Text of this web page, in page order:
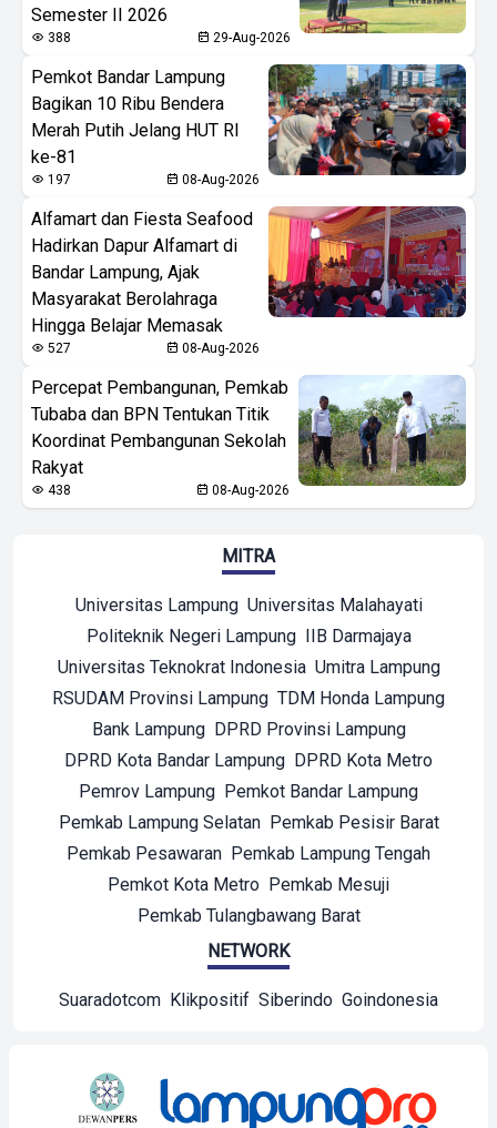
Semester II 2026
388 29-Aug-2026
Pemkot Bandar Lampung
Bagikan 10 Ribu Bendera
Merah Putih Jelang HUT RI
ke-81
197 08-Aug-2026
Alfamart dan Fiesta Seafood
Hadirkan Dapur Alfamart di
Bandar Lampung, Ajak
Masyarakat Berolahraga
Hingga Belajar Memasak
527 08-Aug-2026
Percepat Pembangunan, Pemkab
Tubaba dan BPN Tentukan Titik
Koordinat Pembangunan Sekolah
Rakyat
438 08-Aug-2026
MITRA
Universitas Lampung Universitas Malahayati
Politeknik Negeri Lampung IIB Darmajaya
Universitas Teknokrat Indonesia Umitra Lampung
RSUDAM Provinsi Lampung TDM Honda Lampung
Bank Lampung DPRD Provinsi Lampung
DPRD Kota Bandar Lampung DPRD Kota Metro
Pemrov Lampung Pemkot Bandar Lampung
Pemkab Lampung Selatan Pemkab Pesisir Barat
Pemkab Pesawaran Pemkab Lampung Tengah
Pemkot Kota Metro Pemkab Mesuji
Pemkab Tulangbawang Barat
NETWORK
Suaradotcom Klikpositif Siberindo Goindonesia